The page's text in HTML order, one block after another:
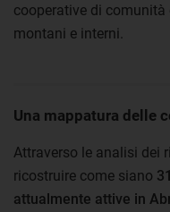
cooperative di
montani e interni.
Una mappatura delle
Attraverso le analisi dei
ricostruire come siano
attualmente attive in